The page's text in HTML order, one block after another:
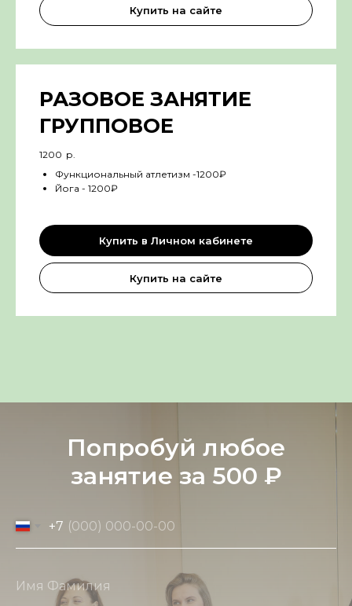
Купить на сайте
РАЗОВОЕ ЗАНЯТИЕ
ГРУППОВОЕ
1200 р.
Функциональный атлетизм -1200₽
Йога - 1200₽
Купить в Личном кабинете
Купить на сайте
Попробуй любое
занятие за 500 ₽
+7